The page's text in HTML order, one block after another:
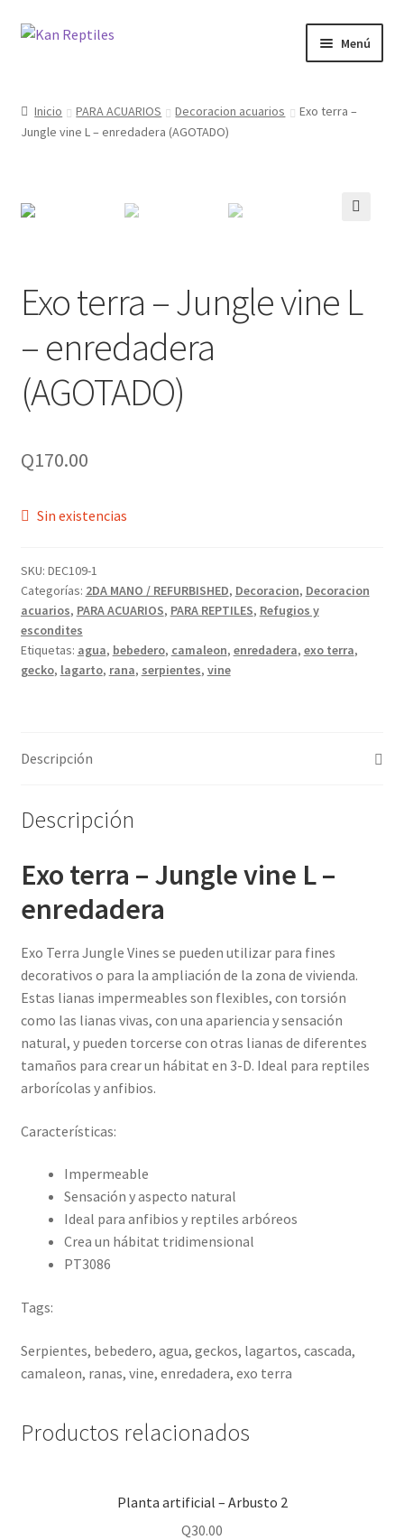
Ir
Ir
Menú
Tienda
Inicio PARA ACUARIOS Decoracion acuarios
Exo terra –
Jungle vine L – enredadera (AGOTADO)
Exo terra – Jungle vine L
– enredadera
(AGOTADO)
Q170.00
Sin existencias
SKU: DEC109-1
Categorías: 2DA MANO / REFURBISHED, Decoracion, Decoracion
acuarios, PARA ACUARIOS, PARA REPTILES, Refugios y
escondites
Etiquetas: agua, bebedero, camaleon, enredadera, exo terra,
gecko, lagarto, rana, serpientes, vine
Descripción
Descripción
Exo terra – Jungle vine L –
enredadera
Exo Terra Jungle Vines se pueden utilizar para fines
decorativos o para la ampliación de la zona de vivienda.
Estas lianas impermeables son flexibles, con torsión
como las lianas vivas, con una apariencia y sensación
natural, y pueden torcerse con otras lianas de diferentes
tamaños para crear un hábitat en 3-D. Ideal para reptiles
arborícolas y anfibios.
Características:
Impermeable
Sensación y aspecto natural
Ideal para anfibios y reptiles arbóreos
Crea un hábitat tridimensional
PT3086
Tags:
Serpientes, bebedero, agua, geckos, lagartos, cascada,
camaleon, ranas, vine, enredadera, exo terra
Productos relacionados
Planta artificial – Arbusto 2
Q30.00